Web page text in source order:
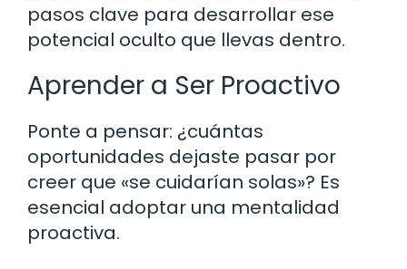
pasos clave para desarrollar ese
potencial oculto que llevas dentro.
Aprender a Ser Proactivo
Ponte a pensar: ¿cuántas
oportunidades dejaste pasar por
creer que «se cuidarían solas»? Es
esencial adoptar una mentalidad
proactiva.